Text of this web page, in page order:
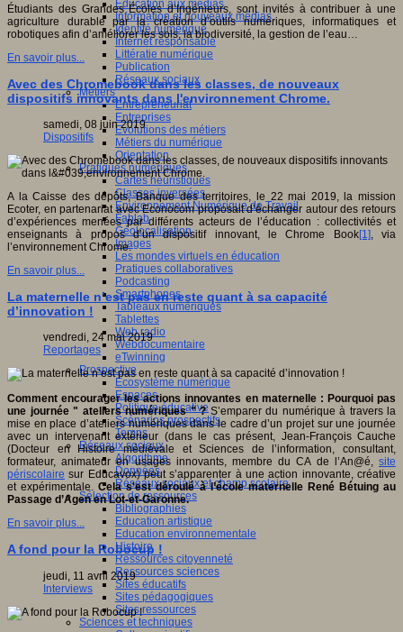
Education aux médias
Information et nouveaux médias
Identité numérique
Internet responsable
Littératie numérique
Publication
Réseaux sociaux
Métiers
Entrepreneuriat
Entreprises
Evolutions des métiers
Métiers du numérique
Orientation
Pratiques numériques
Cartes heuristiques
Classes inversées
Environnement Numérique de Travail
Fablab
Géolocalisation
Images
Les mondes virtuels en éducation
Pratiques collaboratives
Podcasting
Smartphones
Tableaux numériques
Tablettes
Web radio
Webdocumentaire
eTwinning
Prospective
Ecosystème numérique
Espaces
Politique éducative
Scénarios prospectifs
Temps
Réseaux sociaux
Algorithme
Données
Réseaux sociaux et champ scolaire
Sélection de ressources
Bibliographies
Education artistique
Education environnementale
Histoire
Ressources citoyenneté
Ressources sciences
Sites éducatifs
Sites pédagogiques
Sites ressources
Sciences et techniques
Étudiants des Grandes Écoles d’Ingénieurs, sont invités à contribuer à une
agriculture durable par la création d’outils numériques, informatiques et
robotiques afin d’améliorer les sols, la biodiversité, la gestion de l’eau…
En savoir plus...
Avec des Chromebook dans les classes, de nouveaux
dispositifs innovants dans l'environnement Chrome.
samedi, 08 juin 2019
Dispositifs
A la Caisse des dépôts, Banque des territoires, le 22 mai 2019, la mission
Ecoter, en partenariat avec Econocom proposait d’échanger autour des retours
d’expériences menées par différents acteurs de l’éducation : collectivités et
enseignants à propos d’un dispositif innovant, le Chrome Book[1], via
l’environnement Chrome.
En savoir plus...
La maternelle n’est pas en reste quant à sa capacité
d’innovation !
vendredi, 24 mai 2019
Reportages
Comment encourager les actions innovantes en maternelle : Pourquoi pas
une journée " ateliers numériques " ?S’emparer du numérique à travers la
mise en place d’ateliers numériques dans le cadre d’un projet sur une journée
avec un intervenant extérieur (dans le cas présent, Jean-François Cauche
(Docteur en Histoire médiévale et Sciences de l’information, consultant,
formateur, animateur en usages innovants, membre du CA de l’An@é, site
périscolaire sur Educavox) peut s’apparenter à une action innovante, créative
et expérimentale.Cela s'est déroulé à l’école maternelle René Bétuing au
Passage d’Agen en Lot-et-Garonne.
En savoir plus...
A fond pour la Robocup !
jeudi, 11 avril 2019
Interviews